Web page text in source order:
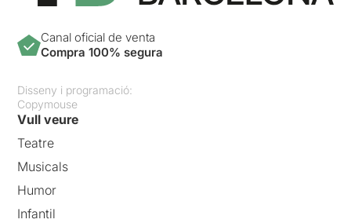
Canal oficial de venta
Compra 100% segura
Disseny i programació:
Copymouse
Vull veure
Teatre
Musicals
Humor
Infantil